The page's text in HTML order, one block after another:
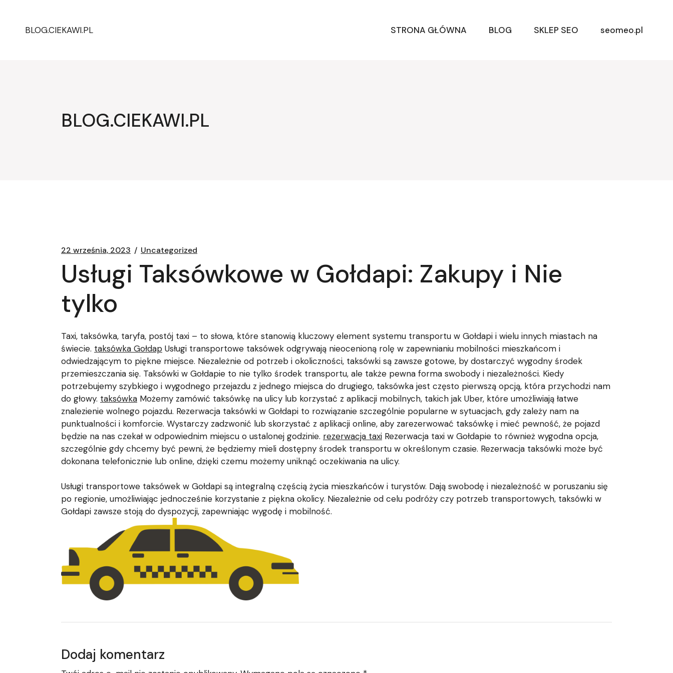
BLOG.CIEKAWI.PL
STRONA GŁÓWNA BLOG SKLEP SEO seomeo.pl
BLOG.CIEKAWI.PL
22 września, 2023 Uncategorized
Usługi Taksówkowe w Gołdapi: Zakupy i Nie
tylko
Taxi, taksówka, taryfa, postój taxi – to słowa, które stanowią kluczowy element systemu transportu w Gołdapi i wielu innych miastach na
świecie. taksówka Gołdap Usługi transportowe taksówek odgrywają nieocenioną rolę w zapewnianiu mobilności mieszkańcom i
odwiedzającym to piękne miejsce. Niezależnie od potrzeb i okoliczności, taksówki są zawsze gotowe, by dostarczyć wygodny środek
przemieszczania się. Taksówki w Gołdapie to nie tylko środek transportu, ale także pewna forma swobody i niezależności. Kiedy
potrzebujemy szybkiego i wygodnego przejazdu z jednego miejsca do drugiego, taksówka jest często pierwszą opcją, która przychodzi nam
do głowy. taksówka Możemy zamówić taksówkę na ulicy lub korzystać z aplikacji mobilnych, takich jak Uber, które umożliwiają łatwe
znalezienie wolnego pojazdu. Rezerwacja taksówki w Gołdapi to rozwiązanie szczególnie popularne w sytuacjach, gdy zależy nam na
punktualności i komforcie. Wystarczy zadzwonić lub skorzystać z aplikacji online, aby zarezerwować taksówkę i mieć pewność, że pojazd
będzie na nas czekał w odpowiednim miejscu o ustalonej godzinie. rezerwacja taxi Rezerwacja taxi w Gołdapie to również wygodna opcja,
szczególnie gdy chcemy być pewni, że będziemy mieli dostępny środek transportu w określonym czasie. Rezerwacja taksówki może być
dokonana telefonicznie lub online, dzięki czemu możemy uniknąć oczekiwania na ulicy.
Usługi transportowe taksówek w Gołdapi są integralną częścią życia mieszkańców i turystów. Dają swobodę i niezależność w poruszaniu się
po regionie, umożliwiając jednocześnie korzystanie z piękna okolicy. Niezależnie od celu podróży czy potrzeb transportowych, taksówki w
Gołdapi zawsze stoją do dyspozycji, zapewniając wygodę i mobilność.
Dodaj komentarz